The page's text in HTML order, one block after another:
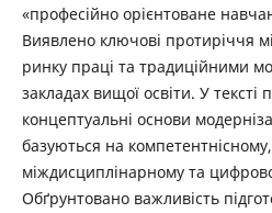
«професійно орієнтоване
Виявлено ключові протиріччя
ринку праці та традиційними
закладах вищої освіти. У тексті
концептуальні основи
базуються на
міждисциплінарному та
Обґрунтовано важливість